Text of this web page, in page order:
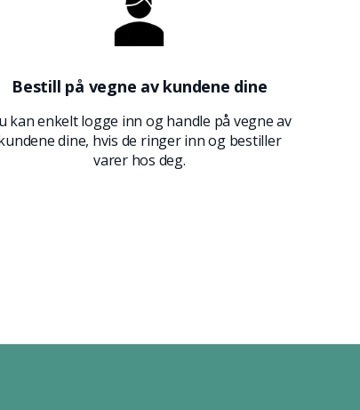
Bestill på vegne av kundene dine
kan enkelt logge inn og handle på vegne av
dine, hvis de ringer inn og bestiller
varer hos deg.